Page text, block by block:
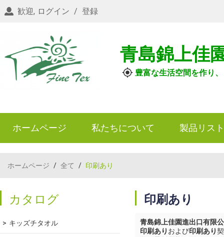
歓迎, ログイン / 登録
青島錦上佳
豊富な生活空間を作り
ホームページ 私たちについて 製品リスト
ホームページ / 全て / 印刷あり
カタログ
キッズチタオル
印刷あり
青島錦上佳園進出口有限
印刷あり および印刷あり